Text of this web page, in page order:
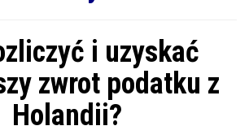
i uzyskać
zwrot podatku z
Holandii?